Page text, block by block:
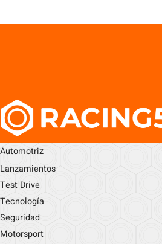
Automotriz
Lanzamientos
Test Drive
Tecnología
Seguridad
Motorsport